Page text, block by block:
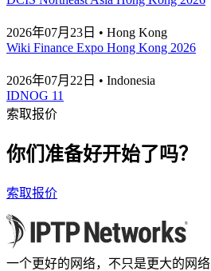
2026年07月23日 • Hong Kong
Wiki Finance Expo Hong Kong 2026
2026年07月22日 • Indonesia
IDNOG 11
索取报价
你们准备好开始了吗？
索取报价
一个更好的网络，不只是更大的网络